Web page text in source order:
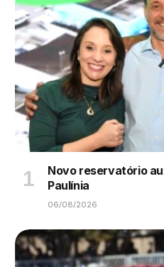
Novo reservatório
Paulínia
06/08/2026